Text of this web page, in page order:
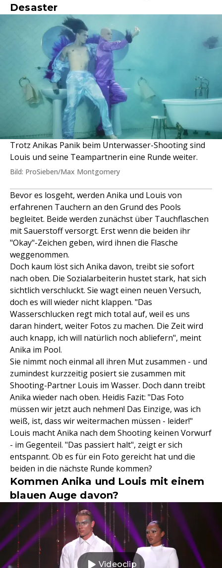
Desaster
Trotz Anikas Panik beim Unterwasser-Shooting sind
Louis und seine Teampartnerin eine Runde weiter.
Bild: ProSieben/Max Montgomery
Bevor es losgeht, werden Anika und Louis von
erfahrenen Tauchern an den Grund des Pools
begleitet. Beide werden zunächst über Tauchflaschen
mit Sauerstoff versorgt. Erst wenn die beiden ihr
"Okay"-Zeichen geben, wird ihnen die Flasche
weggenommen.
Doch kaum löst sich Anika davon, treibt sie sofort
nach oben. Die Sozialarbeiterin hustet stark, hat sich
sichtlich verschluckt. Sie wagt einen neuen Versuch,
doch es will wieder nicht klappen. "Das
Wasserschlucken regt mich total auf, weil es uns
daran hindert, weiter Fotos zu machen. Die Zeit wird
auch knapp, ich will natürlich noch abliefern", meint
Anika im Pool.
Sie nimmt noch einmal all ihren Mut zusammen - und
zumindest kurzzeitig posiert sie zusammen mit
Shooting-Partner Louis im Wasser. Doch dann treibt
Anika wieder nach oben. Heidis Fazit: "Das Foto
müssen wir jetzt auch nehmen! Das Einzige, was ich
weiß, ist, dass wir weitermachen müssen - leider!"
Louis macht Anika nach dem Shooting keinen Vorwurf
- im Gegenteil. "Das passiert halt", zeigt er sich
entspannt. Ob es für ein Foto gereicht hat und die
beiden in die nächste Runde kommen?
Kommen Anika und Louis mit einem
blauen Auge davon?
Videoclip